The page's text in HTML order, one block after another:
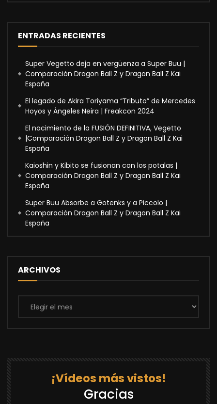
ENTRADAS RECIENTES
Super Vegetto deja en vergüenza a Super Buu |
Comparación Dragon Ball Z y Dragon Ball Z Kai
España
El legado de Akira Toriyama “Tributo” de Mercedes
Hoyos y Ángeles Neira | Freakcon 2024
El nacimiento de la FUSIÓN DEFINITIVA, Vegetto
|Comparación Dragon Ball Z y Dragon Ball Z Kai
España
Kaioshin y Kibito se fusionan con los potalas |
Comparación Dragon Ball Z y Dragon Ball Z Kai
España
Super Buu Absorbe a Gotenks y a Piccolo |
Comparación Dragon Ball Z y Dragon Ball Z Kai
España
ARCHIVOS
Archivos
¡Vídeos más vistos!
Gracias